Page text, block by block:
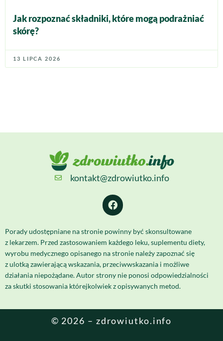
Jak rozpoznać składniki, które mogą podrażniać
skórę?
13 LIPCA 2026
kontakt@zdrowiutko.info
Porady udostępniane na stronie powinny być skonsultowane
z lekarzem. Przed zastosowaniem każdego leku, suplementu diety,
wyrobu medycznego opisanego na stronie należy zapoznać się
z ulotką zawierającą wskazania, przeciwwskazania i możliwe
działania niepożądane. Autor strony nie ponosi odpowiedzialności
za skutki stosowania którejkolwiek z opisywanych metod.
© 2026 – zdrowiutko.info